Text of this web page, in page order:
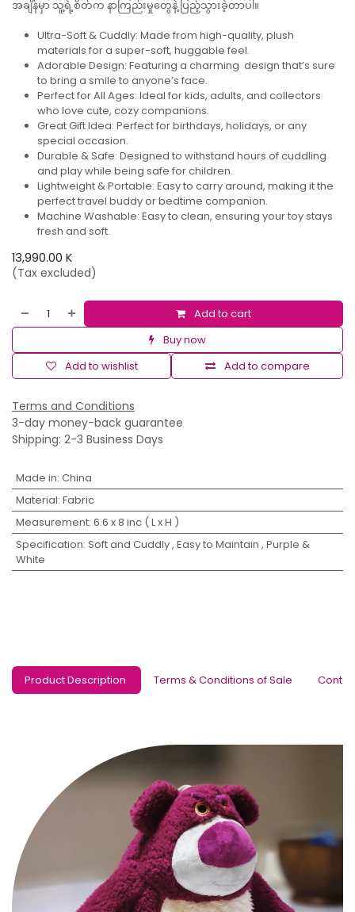
အချိန်မှာ သူ့ရဲ့စိတ်က နာကြည်းမှုတွေနဲ့ ပြည့်သွားခဲ့တာပါ။
Ultra-Soft & Cuddly: Made from high-quality, plush
materials for a super-soft, huggable feel.
Adorable Design: Featuring a charming design that’s sure
to bring a smile to anyone’s face.
Perfect for All Ages: Ideal for kids, adults, and collectors
who love cute, cozy companions.
Great Gift Idea: Perfect for birthdays, holidays, or any
special occasion.
Durable & Safe: Designed to withstand hours of cuddling
and play while being safe for children.
Lightweight & Portable: Easy to carry around, making it the
perfect travel buddy or bedtime companion.
Machine Washable: Easy to clean, ensuring your toy stays
fresh and soft.
13,990.00 K
(Tax excluded)
Add to cart
Buy now
Add to compare
Add to wishlist
Terms and Conditions
3-day money-back guarantee
Shipping: 2-3 Business Days
Made in: China
Material: Fabric
Measurement: 6.6 x 8 inc ( L x H )
Specification: Soft and Cuddly, Easy to Maintain , Purple &
White
Product Description Terms & Conditions of Sale